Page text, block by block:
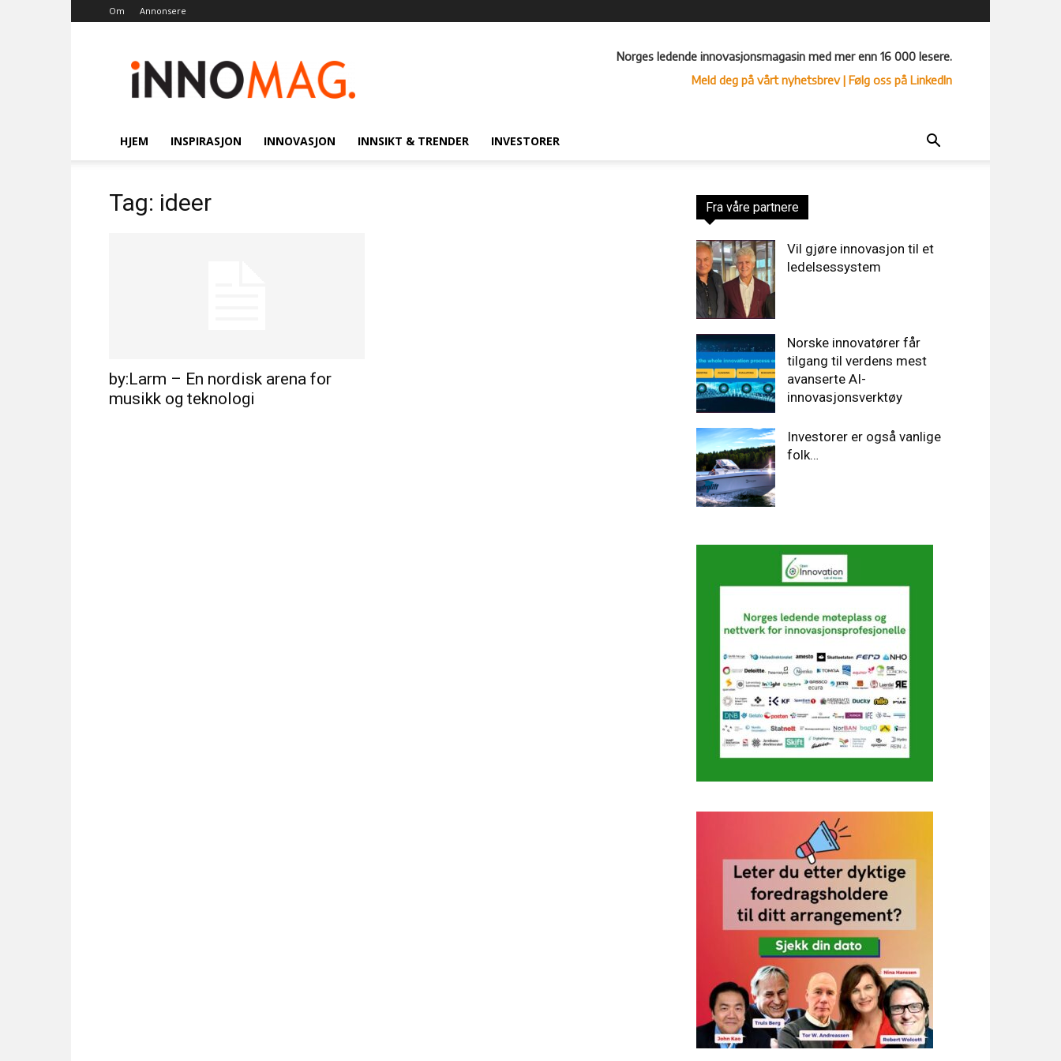
Om Annonsere
Norges ledende innovasjonsmagasin med mer enn 16 000 lesere.
Meld deg på vårt nyhetsbrev| Følg oss på LinkedIn
HJEM INSPIRASJON INNOVASJON INNSIKT & TRENDER INVESTORER
Tag: ideer
by:Larm – En nordisk arena for
musikk og teknologi
Fra våre partnere
Vil gjøre innovasjon til et
ledelsessystem
Norske innovatører får
tilgang til verdens mest
avanserte AI-
innovasjonsverktøy
Investorer er også vanlige
folk…